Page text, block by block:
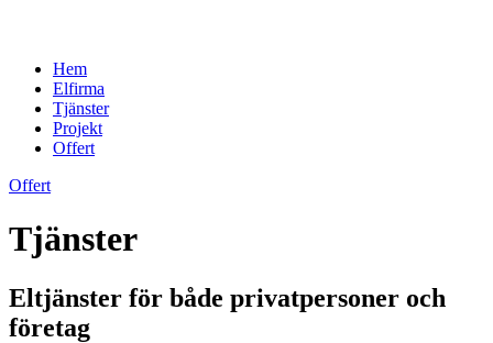
Hem
Elfirma
Tjänster
Projekt
Offert
Offert
Tjänster
Eltjänster för både privatpersoner och
företag